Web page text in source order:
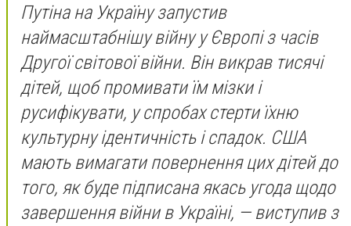
Путіна на Україну запустив
наймасштабнішу війну у Європі з часів
Другої світової війни. Він викрав тисячі
дітей, щоб промивати їм мізки і
русифікувати, у спробах стерти їхню
культурну ідентичність і спадок. США
мають вимагати повернення цих дітей до
того, як буде підписана якась угода щодо
завершення війни в Україні, — виступив з